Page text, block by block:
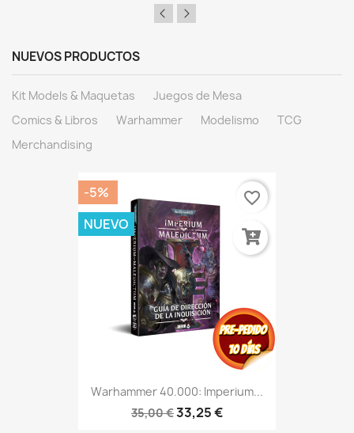
NUEVOS PRODUCTOS
Kit Models & Maquetas
Juegos de Mesa
Comics & Libros
Warhammer Modelismo
TCG
Merchandising
Warhammer 40.000: Imperium...
35,00 €33,25 €
-5%
NUEVO
favorite_border